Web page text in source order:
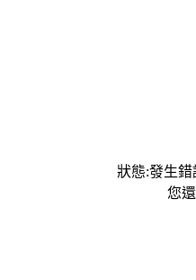
狀態:發生錯
您